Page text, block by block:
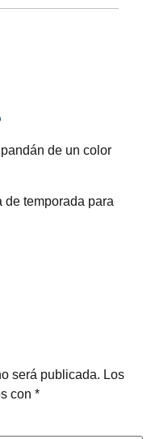
de un color
de temporada para
será publicada. Los
con *